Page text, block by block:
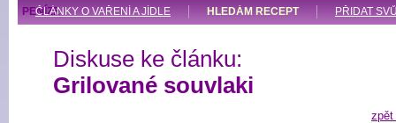
ČLÁNKY O VAŘENÍ A JÍDLE HLEDÁM RECEPT PŘIDAT
PENÍZE
Diskuse ke článku:
Grilované souvlaki
zpět